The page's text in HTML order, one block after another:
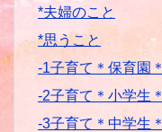
*夫婦のこと
*思うこと
-1子育て＊保育園＊
-2子育て＊小学生＊
-3子育て＊中学生＊